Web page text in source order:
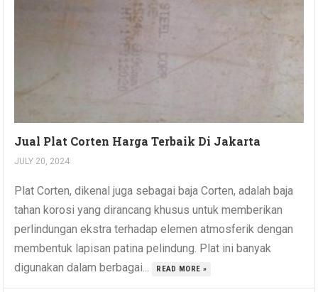
Jual Plat Corten Harga Terbaik Di Jakarta
JULY 20, 2024
Plat Corten, dikenal juga sebagai baja Corten, adalah baja
tahan korosi yang dirancang khusus untuk memberikan
perlindungan ekstra terhadap elemen atmosferik dengan
membentuk lapisan patina pelindung. Plat ini banyak
digunakan dalam berbagai...
READ MORE »